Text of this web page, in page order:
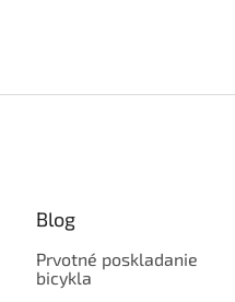
Blog
Prvotné poskladanie
bicykla